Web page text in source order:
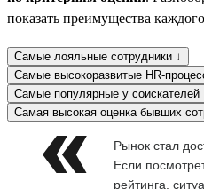
показать преимущества
Самые лояльные сотрудники ↓
Самые высокоразвитые HR-
Самые популярные у соискателей
Самая высокая оценка бывших
Рынок стал
Если
рейтинга,